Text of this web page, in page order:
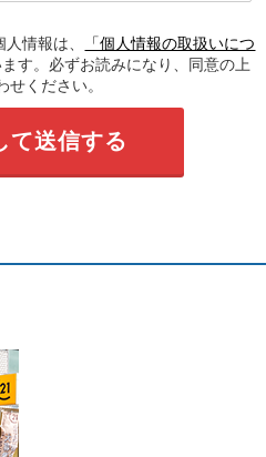
情報は、
「個人情報の取扱いにつ
す。必ずお読みになり、同意の上
せください。
て送信する